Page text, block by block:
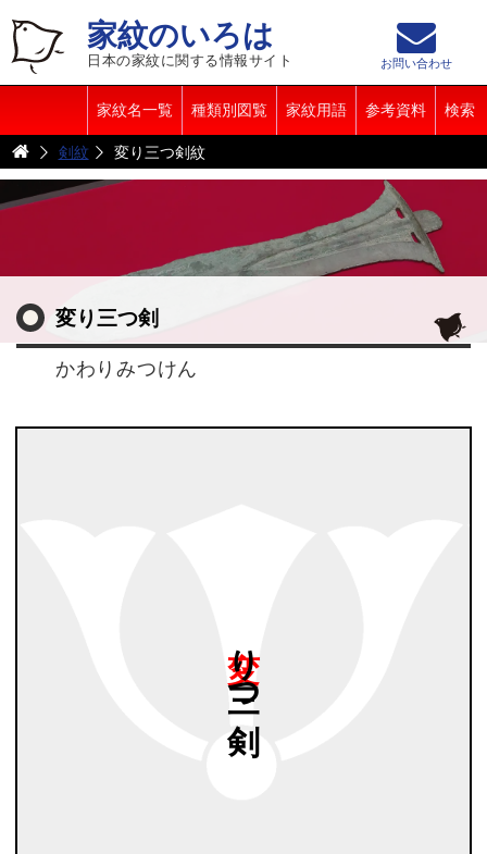
家紋のいろは
日本の家紋に関する情報サイト
家紋名一覧 種類別図覧 家紋用語 参考資料 検索
お問い合わせ
剣紋 変り三つ剣紋
変り三つ剣
かわりみつけん
剣